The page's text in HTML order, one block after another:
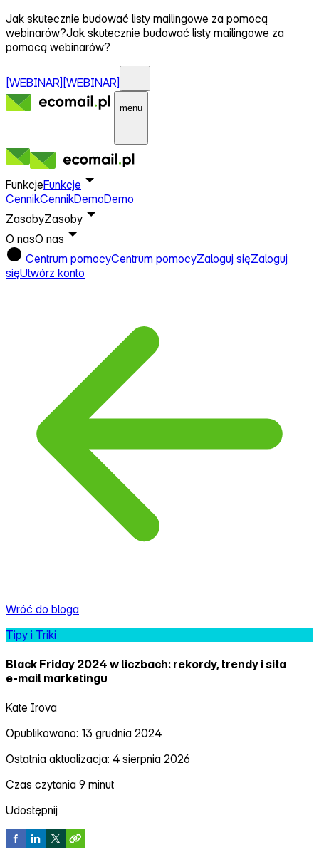
Jak skutecznie budować listy mailingowe za pomocą
webinarów?Jak skutecznie budować listy mailingowe za
pomocą webinarów?
[WEBINAR] [WEBINAR]
menu
FunkcjeFunkcje
CennikCennikDemoDemo
ZasobyZasoby
O nasO nas
Centrum pomocyCentrum pomocyZaloguj sięZaloguj
sięUtwórz konto
Wróć do bloga
Tipy i Triki
Black Friday 2024 w liczbach: rekordy, trendy i siła
e‑mail marketingu
Kate Irova
Opublikowano: 13 grudnia 2024
Ostatnia aktualizacja: 4 sierpnia 2026
Czas czytania 9 minut
Udostępnij